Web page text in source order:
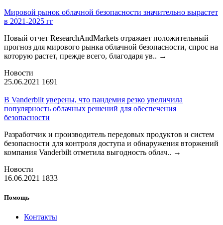
Мировой рынок облачной безопасности значительно вырастет
в 2021-2025 гг
Новый отчет ResearchAndMarkets отражает положительный
прогноз для мирового рынка облачной безопасности, спрос на
которую растет, прежде всего, благодаря ув.. →
Новости
25.06.2021 1691
В Vanderbilt уверены, что пандемия резко увеличила
популярность облачных решений для обеспечения
безопасности
Разработчик и производитель передовых продуктов и систем
безопасности для контроля доступа и обнаружения вторжений
компания Vanderbilt отметила выгодность облач.. →
Новости
16.06.2021 1833
Помощь
Контакты